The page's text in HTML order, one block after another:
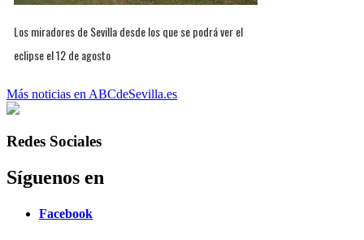
Los miradores de Sevilla desde los que se podrá ver el
eclipse el 12 de agosto
Más noticias en ABCdeSevilla.es
Redes Sociales
Síguenos en
Facebook